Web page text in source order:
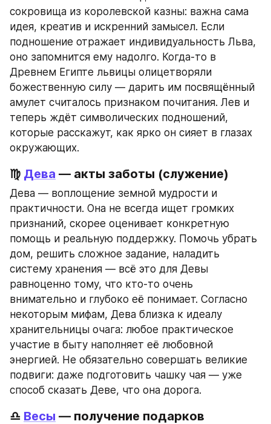
сокровища из королевской казны: важна сама
идея, креатив и искренний замысел. Если
подношение отражает индивидуальность Льва,
оно запомнится ему надолго. Когда-то в
Древнем Египте львицы олицетворяли
божественную силу — дарить им посвящённый
амулет считалось признаком почитания. Лев и
теперь ждёт символических подношений,
которые расскажут, как ярко он сияет в глазах
окружающих.
♍ Дева — акты заботы (служение)
Дева — воплощение земной мудрости и
практичности. Она не всегда ищет громких
признаний, скорее оценивает конкретную
помощь и реальную поддержку. Помочь убрать
дом, решить сложное задание, наладить
систему хранения — всё это для Девы
равноценно тому, что кто-то очень
внимательно и глубоко её понимает. Согласно
некоторым мифам, Дева близка к идеалу
хранительницы очага: любое практическое
участие в быту наполняет её любовной
энергией. Не обязательно совершать великие
подвиги: даже подготовить чашку чая — уже
способ сказать Деве, что она дорога.
♎ Весы — получение подарков